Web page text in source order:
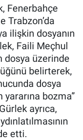
Fenerbahçe
Trabzon’da
ilişkin dosyanın
Faili Meçhul
dosya üzerinde
belirterek,
dosya
yararına bozma”
ayrıca,
etti.